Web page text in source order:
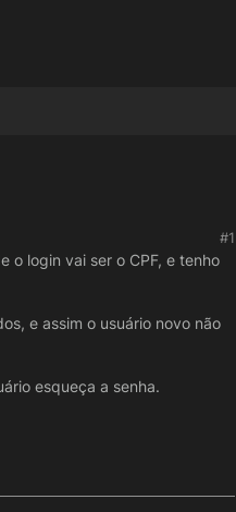
#1
o login vai ser o CPF, e tenho
e assim o usuário novo não
esqueça a senha.